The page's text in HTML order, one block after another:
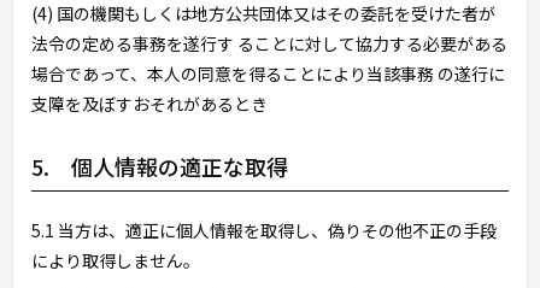
(4) 国の機関もしくは地方公共団体又はその委託を受けた者が
法令の定める事務を遂行す ることに対して協力する必要がある
場合であって、本人の同意を得ることにより当該事務 の遂行に
支障を及ぼすおそれがあるとき
5. 個人情報の適正な取得
5.1 当方は、適正に個人情報を取得し、偽りその他不正の手段
により取得しません。